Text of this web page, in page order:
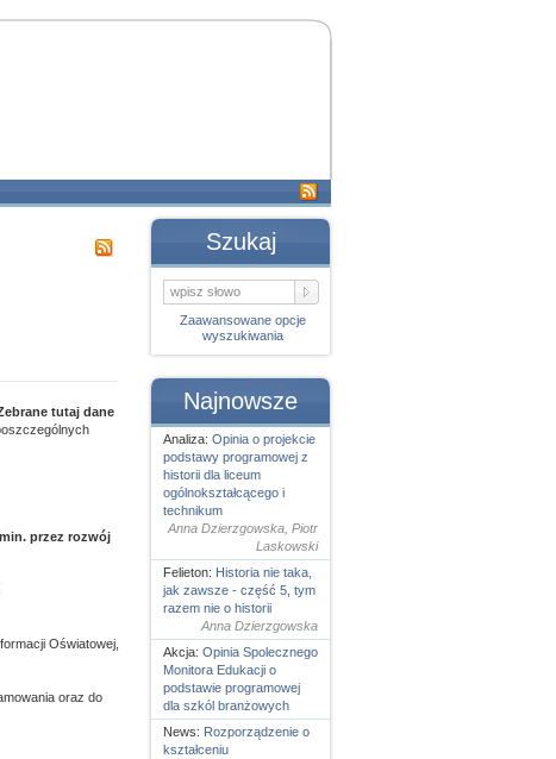
tutaj dane
przez rozwój
Oświatowej,
oraz do
Szukaj
Zaawansowane opcje
wyszukiwania
Najnowsze
Analiza: Opinia o projekcie
podstawy programowej z
historii dla liceum
ogólnokształcącego i
technikum
Anna Dzierzgowska, Piotr
Laskowski
Felieton: Historia nie taka,
jak zawsze - część 5, tym
razem nie o historii
Anna Dzierzgowska
Akcja: Opinia Spolecznego
Monitora Edukacji o
podstawie programowej
dla szkól branżowych
News: Rozporządzenie o
kształceniu